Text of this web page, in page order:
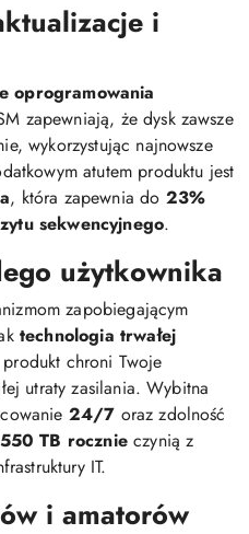
i
oprogramowania
zapewniają, że dysk zawsze
wykorzystując najnowsze
atutem produktu jest
, która zapewnia do 23%
sekwencyjnego.
użytkownika
zapobiegającym
technologia trwałej
chroni Twoje
utraty zasilania. Wybitna
24/7 oraz zdolność
550 TB rocznieczynią z
IT.
i amatorów